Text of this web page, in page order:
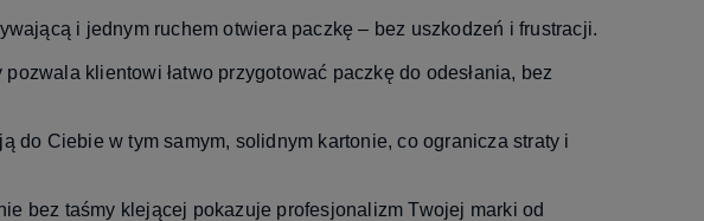
i jednym ruchem otwiera paczkę – bez uszkodzeń i frustracji.
klientowi łatwo przygotować paczkę do odesłania, bez
do Ciebie w tym samym, solidnym kartonie, co ogranicza straty i
bez taśmy klejącej pokazuje profesjonalizm Twojej marki od